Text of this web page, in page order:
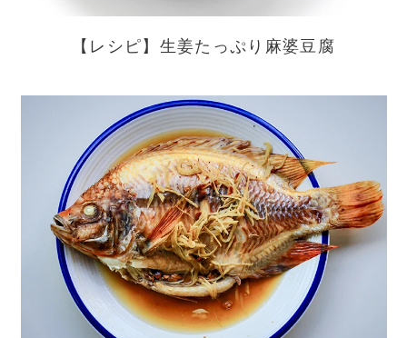
【レシピ】生姜たっぷり麻婆豆腐